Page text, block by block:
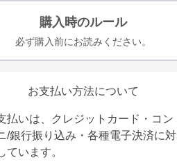
購入時のルール
必ず購入前にお読みください。
お支払い方法について
払いは、クレジットカード・コン
/銀行振り込み・各種電子決済に対
ています。